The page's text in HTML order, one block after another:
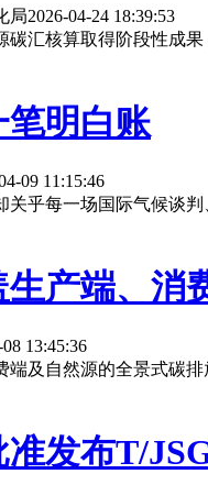
局2026-04-24 18:39:53
碳汇核算取得阶段性成
明白账
09 11:15:46
关乎每一场国际气候谈
生产端、
13:45:36
端及自然源的全景式碳
发布T/